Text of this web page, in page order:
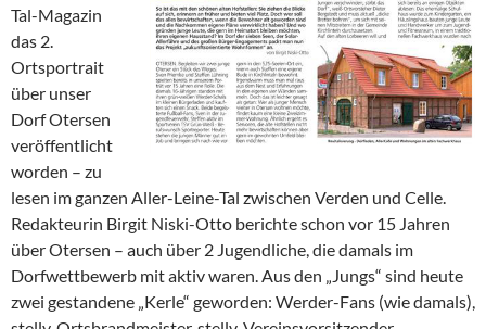
Tal-Magazin
das 2.
Ortsportrait
über unser
Dorf Otersen
veröffentlicht
worden – zu
lesen im ganzen Aller-Leine-Tal zwischen Verden und Celle.
Redakteurin Birgit Niski-Otto berichte schon vor 15 Jahren
über Otersen – auch über 2 Jugendliche, die damals im
Dorfwettbewerb mit aktiv waren. Aus den „Jungs“ sind heute
zwei gestandene „Kerle“ geworden: Werder-Fans (wie damals),